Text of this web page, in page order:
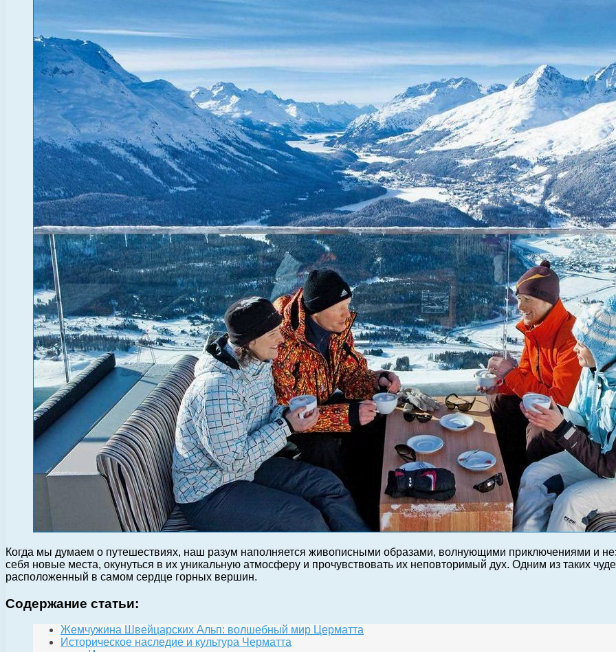
Когда мы думаем о путешествиях, наш разум наполняется живописными образами, волнующими приключениями и
себя новые места, окунуться в их уникальную атмосферу и прочувствовать их неповторимый дух. Одним из таких
расположенный в самом сердце горных вершин.
Содержание статьи:
Жемчужина Швейцарских Альп: волшебный мир Церматта
Историческое наследие и культура Черматта